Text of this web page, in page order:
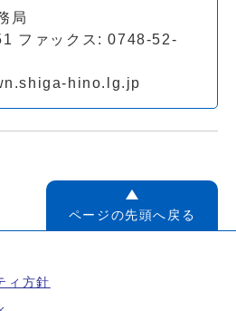
局
ファックス: 0748-52-
hino.lg.jp
ページの先頭へ戻る
ィ方針